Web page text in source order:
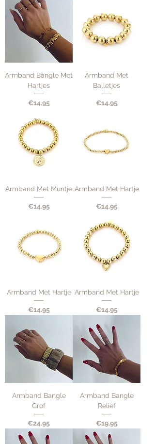
Armband Bangle Met
Hartjes
Price
€14.95
Armband Met
Balletjes
Price
€14.95
Armband Met Muntje
Price
€14.95
Armband Met Hartje
Price
€14.95
Armband Met Hartje
Price
€14.95
Armband Met Hartje
Price
€14.95
Armband Bangle
Grof
Price
€24.95
Armband Bangle
Relief
Price
€19.95